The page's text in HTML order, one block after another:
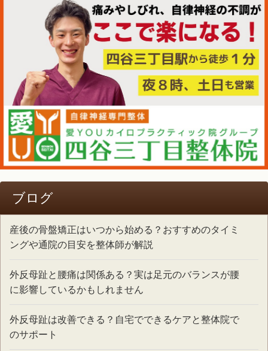
ブログ
産後の骨盤矯正はいつから始める？おすすめのタイミ
ングや通院の目安を整体師が解説
外反母趾と腰痛は関係ある？実は足元のバランスが腰
に影響しているかもしれません
外反母趾は改善できる？自宅でできるケアと整体院で
のサポート